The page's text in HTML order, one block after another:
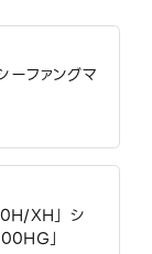
ーファングマ
XH」 シ
」